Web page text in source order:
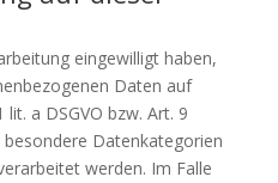
eingewilligt haben,
Daten auf
a DSGVO bzw. Art. 9
besondere Datenkategorien
werden. Im Falle